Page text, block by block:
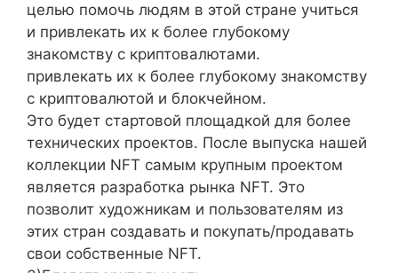
целью помочь людям в этой стране учиться
и привлекать их к более глубокому
знакомству с криптовалютами.
привлекать их к более глубокому знакомству
с криптовалютой и блокчейном.
Это будет стартовой площадкой для более
технических проектов. После выпуска нашей
коллекции NFT самым крупным проектом
является разработка рынка NFT. Это
позволит художникам и пользователям из
этих стран создавать и покупать/продавать
свои собственные NFT.